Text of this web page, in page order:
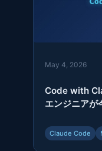
May 4, 2026
Code with
エンジニアが
Claude Code